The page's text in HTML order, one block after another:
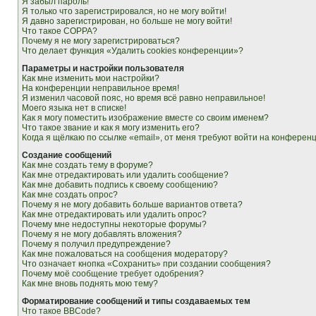
Я только что зарегистрировался, но не могу войти!
Я давно зарегистрирован, но больше не могу войти!
Что такое COPPA?
Почему я не могу зарегистрироваться?
Что делает функция «Удалить cookies конференции»?
Параметры и настройки пользователя
Как мне изменить мои настройки?
На конференции неправильное время!
Я изменил часовой пояс, но время всё равно неправильное!
Моего языка нет в списке!
Как я могу поместить изображение вместе со своим именем?
Что такое звание и как я могу изменить его?
Когда я щёлкаю по ссылке «email», от меня требуют войти на
Создание сообщений
Как мне создать тему в форуме?
Как мне отредактировать или удалить сообщение?
Как мне добавить подпись к своему сообщению?
Как мне создать опрос?
Почему я не могу добавить больше вариантов ответа?
Как мне отредактировать или удалить опрос?
Почему мне недоступны некоторые форумы?
Почему я не могу добавлять вложения?
Почему я получил предупреждение?
Как мне пожаловаться на сообщения модератору?
Что означает кнопка «Сохранить» при создании сообщения?
Почему моё сообщение требует одобрения?
Как мне вновь поднять мою тему?
Форматирование сообщений и типы создаваемых тем
Что такое BBCode?